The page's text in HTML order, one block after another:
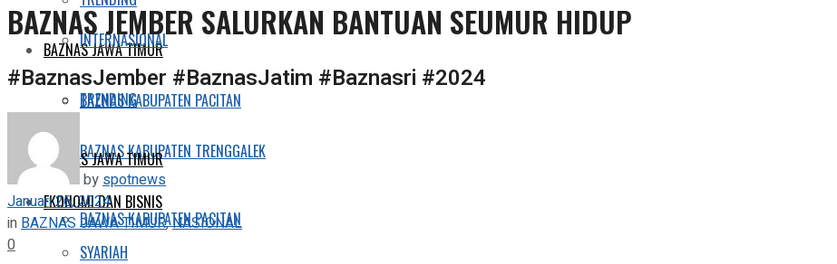
BAZNAS JAWA TIMUR
BAZNAS KABUPATEN PACITAN
BAZNAS KABUPATEN TRENGGALEK
EKONOMI DAN BISNIS
SYARIAH
INTERNASIONAL
TRENDING
BAZNAS JAWA TIMUR
BAZNAS KABUPATEN PACITAN
BAZNAS JEMBER SALURKAN BANTUAN SEUMUR HIDUP
#BaznasJember #BaznasJatim #Baznasri #2024
by spotnews
Januari 26, 2024
in BAZNAS JAWA TIMUR,NASIONAL
0